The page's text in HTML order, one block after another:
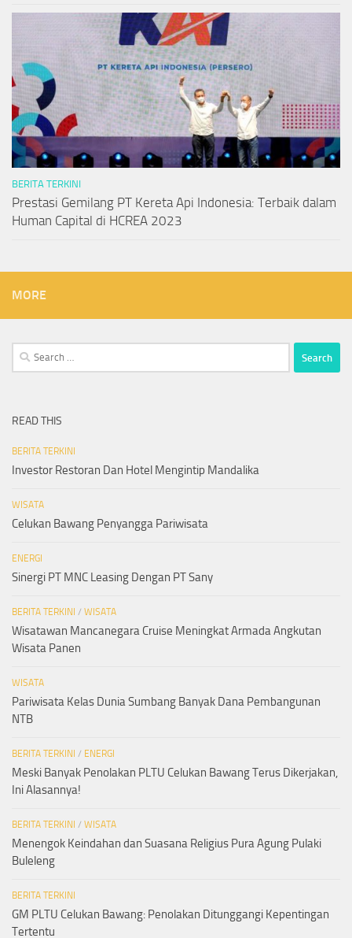
BERITA TERKINI
Prestasi Gemilang PT Kereta Api Indonesia: Terbaik dalam
Human Capital di HCREA 2023
MORE
Search
for:
READ THIS
BERITA TERKINI
Investor Restoran Dan Hotel Mengintip Mandalika
WISATA
Celukan Bawang Penyangga Pariwisata
ENERGI
Sinergi PT MNC Leasing Dengan PT Sany
BERITA TERKINI / WISATA
Wisatawan Mancanegara Cruise Meningkat Armada Angkutan
Wisata Panen
WISATA
Pariwisata Kelas Dunia Sumbang Banyak Dana Pembangunan
NTB
BERITA TERKINI / ENERGI
Meski Banyak Penolakan PLTU Celukan Bawang Terus Dikerjakan,
Ini Alasannya!
BERITA TERKINI / WISATA
Menengok Keindahan dan Suasana Religius Pura Agung Pulaki
Buleleng
BERITA TERKINI
GM PLTU Celukan Bawang: Penolakan Ditunggangi Kepentingan
Tertentu